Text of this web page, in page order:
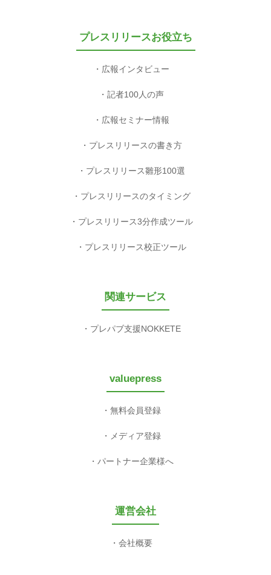
プレスリリースお役立ち
広報インタビュー
記者100人の声
広報セミナー情報
プレスリリースの書き方
プレスリリース雛形100選
プレスリリースのタイミング
プレスリリース3分作成ツール
プレスリリース校正ツール
関連サービス
プレパブ支援NOKKETE
valuepress
無料会員登録
メディア登録
パートナー企業様へ
運営会社
会社概要